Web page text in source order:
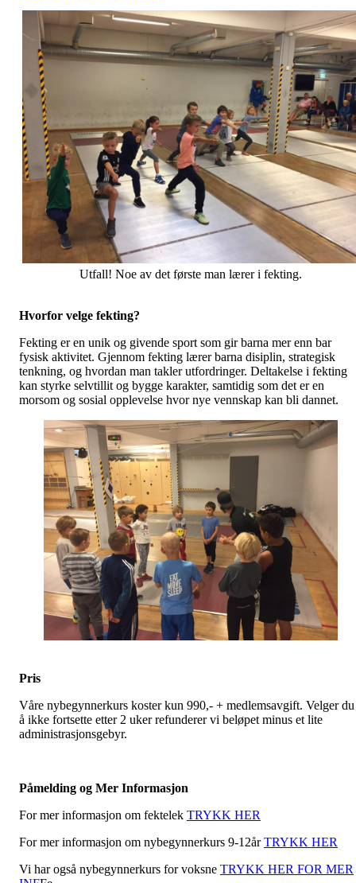
Utfall! Noe av det første man lærer i fekting.
Hvorfor velge fekting?
Fekting er en unik og givende sport som gir barna mer enn bar
fysisk aktivitet. Gjennom fekting lærer barna disiplin, strategisk
tenkning, og hvordan man takler utfordringer. Deltakelse i fekting
kan styrke selvtillit og bygge karakter, samtidig som det er en
morsom og sosial opplevelse hvor nye vennskap kan bli dannet.
Pris
Våre nybegynnerkurs koster kun 990,- + medlemsavgift. Velger du
å ikke fortsette etter 2 uker refunderer vi beløpet minus et lite
administrasjonsgebyr.
Påmelding og Mer Informasjon
For mer informasjon om fektelek TRYKK HER
For mer informasjon om nybegynnerkurs 9-12årTRYKK HER
Vi har også nybegynnerkurs for voksne TRYKK HER FOR MER